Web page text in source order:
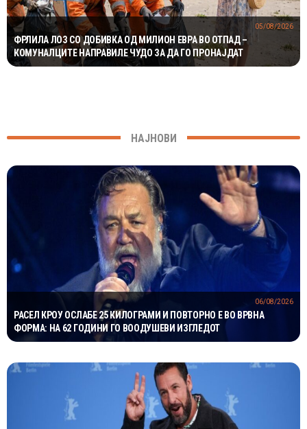
ФРЛИЛА ЛОЗ СО ДОБИВКА ОД МИЛИОН ЕВРА ВО ОТПАД –
КОМУНАЛЦИТЕ НАПРАВИЛЕ ЧУДО ЗА ДА ГО ПРОНАЈДАТ
05/08/2026
НАЈНОВИ
РАСЕЛ КРОУ ОСЛАБЕ 25 КИЛОГРАМИ И ПОВТОРНО Е ВО ВРВНА
ФОРМА: НА 62 ГОДИНИ ГО ВООДУШЕВИ ИЗГЛЕДОТ
06/08/2026